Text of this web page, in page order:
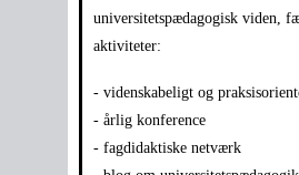
universitetspædagogisk viden,
aktiviteter:
- videnskabeligt og
- årlig konference
- fagdidaktiske netværk